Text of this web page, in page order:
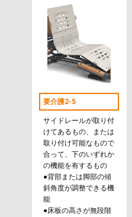
要介護2-5
サイドレールが取り付
けてあるもの、または
取り付け可能なもので
合って、下のいずれか
の機能を有するもの
●背部または脚部の傾
斜角度が調整できる機
能
●床板の高さが無段階